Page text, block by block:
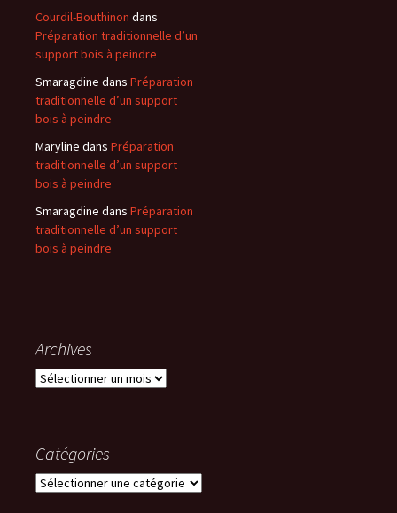
Courdil-Bouthinon dans
Préparation traditionnelle d’un
support bois à peindre
Smaragdine dans Préparation
traditionnelle d’un support
bois à peindre
Maryline dans Préparation
traditionnelle d’un support
bois à peindre
Smaragdine dans Préparation
traditionnelle d’un support
bois à peindre
Archives
Archives
Catégories
Catégories